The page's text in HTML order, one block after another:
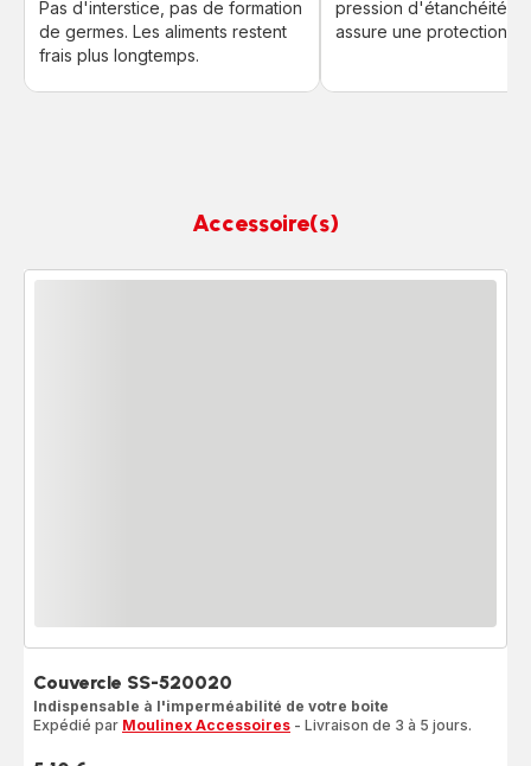
Pas d'interstice, pas de formation
de germes. Les aliments restent
frais plus longtemps.
pression d'étanchéité
assure une protection
Accessoire(s)
Couvercle SS-520020
Indispensable à l'imperméabilité de votre boite
Expédié par Moulinex Accessoires - Livraison de 3 à 5 jours.